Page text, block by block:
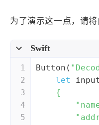
为了演示这一点，请
Swift
1
2
3
4
5
Button (
let
    {